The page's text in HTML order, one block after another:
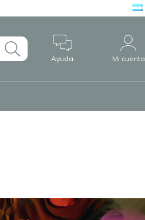
Ayuda Mi cuenta